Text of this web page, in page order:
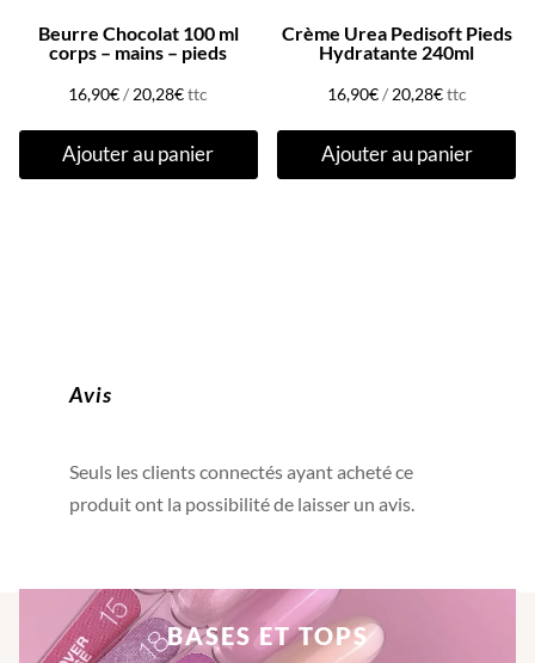
Beurre Chocolat 100 ml
corps – mains – pieds
16,90€/ 20,28€ttc
Ajouter au panier
Crème Urea Pedisoft Pieds
Hydratante 240ml
16,90€/ 20,28€ttc
Ajouter au panier
Avis
Seuls les clients connectés ayant acheté ce
produit ont la possibilité de laisser un avis.
BASES ET TOPS